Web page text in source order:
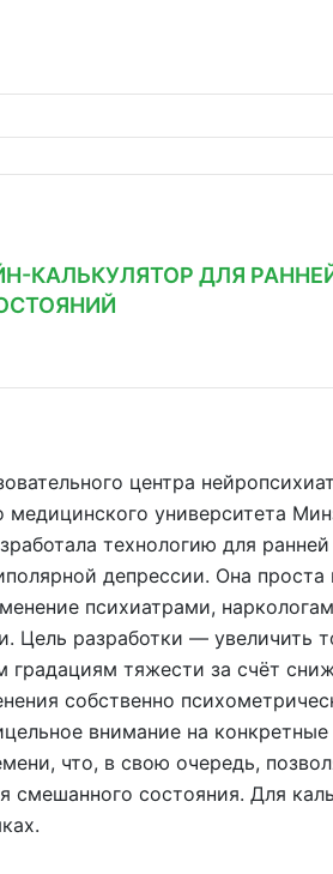
КАЛЬКУЛЯТОР ДЛЯ
центра
университета
технологию для ранней
депрессии. Она проста
психиатрами,
Цель разработки — увеличить
тяжести за счёт
собственно
внимание на конкретные
что, в свою очередь,
смешанного состояния. Для